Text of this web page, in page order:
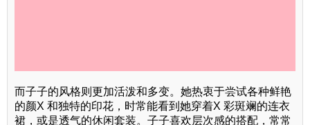
而子子的风格则更加活泼和多变。她热衷于尝试各种鲜艳
的颜X 和独特的印花，时常能看到她穿着X 彩斑斓的连衣
裙，或是透气的休闲套装。子子喜欢层次感的搭配，常常